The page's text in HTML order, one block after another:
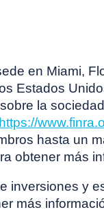
en Miami,
Estados
la
https://
hasta un
obtener más
inversiones y
más